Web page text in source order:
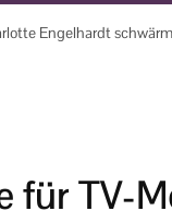
Engelhardt
für TV-